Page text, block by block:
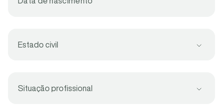
Estado civil
Situação profissional